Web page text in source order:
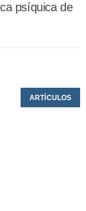
psíquica de
ARTÍCULOS